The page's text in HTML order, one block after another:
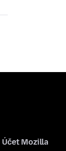
Účet Mozilla